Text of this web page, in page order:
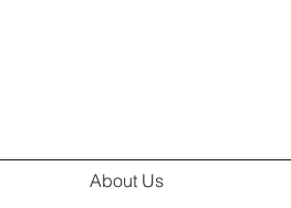
About Us